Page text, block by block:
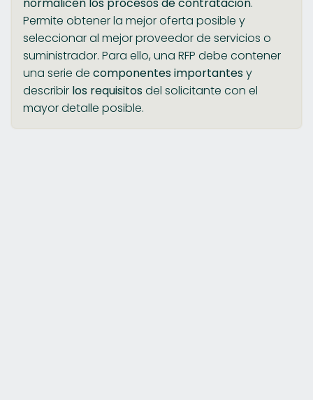
Permite obtener la mejor oferta posible y
seleccionar al mejor proveedor de servicios o
suministrador. Para ello, una RFP debe contener
una serie de componentes importantesy
describir los requisitosdel solicitante con el
mayor detalle posible.